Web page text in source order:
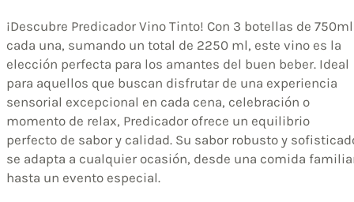
¡Descubre Predicador Vino Tinto! Con 3 botellas de 750ml
cada una, sumando un total de 2250 ml, este vino es la
elección perfecta para los amantes del buen beber. Ideal
para aquellos que buscan disfrutar de una experiencia
sensorial excepcional en cada cena, celebración o
momento de relax, Predicador ofrece un equilibrio
perfecto de sabor y calidad. Su sabor robusto y
se adapta a cualquier ocasión, desde una comida
hasta un evento especial.